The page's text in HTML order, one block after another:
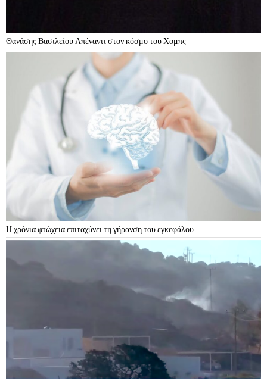
Θανάσης Βασιλείου Απέναντι στον κόσμο του Χομπς
Η χρόνια φτώχεια επιταχύνει τη γήρανση του εγκεφάλου